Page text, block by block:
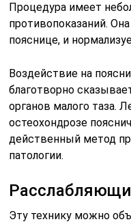
Процедура имеет
противопоказаний.
пояснице, и
Воздействие на
благотворно
органов малого таза.
остеохондрозе
действенный метод
патологии.
Эту технику можно